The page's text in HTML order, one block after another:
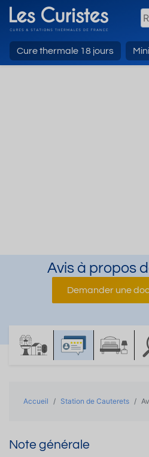
Cure thermale 18 jours
Avis à propos
Demander une
Accueil Station de Cauterets
Note générale